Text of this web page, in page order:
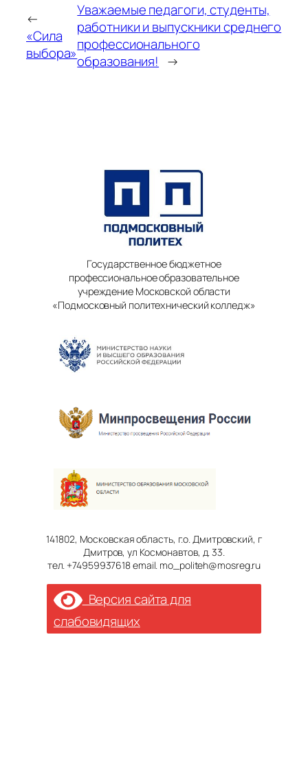
←
«Сила
выбора»
Уважаемые педагоги, студенты,
работники и выпускники среднего
профессионального
образования! →
Государственное бюджетное
профессиональное образовательное
учреждение Московской области
«Подмосковный политехнический колледж»
141802, Московская область, г.о. Дмитровский, г
Дмитров, ул Космонавтов, д. 33.
тел. +74959937618 email. mo_politeh@mosreg.ru
Версия сайта для
слабовидящих